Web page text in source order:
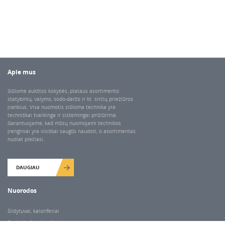
Apie mus
Siūlome aukštos kokybės, plataus asortimento
statybinių, valymo, sodo-daržo ir kt. sričių priežiūros
įrankius. Visa nuomotis siūloma technika yra
techniškai tvarkinga ir sistemingai prižiūrima.
Garantuojame, kad mūsų nuomojami technikos
įrenginiai yra visiškai saugūs naudoti, o asortimentas
nuolat plečiasi.
DAUGIAU
Nuorodos
Šildytuvai, kaloriferiai
Santechnikos įrankiai